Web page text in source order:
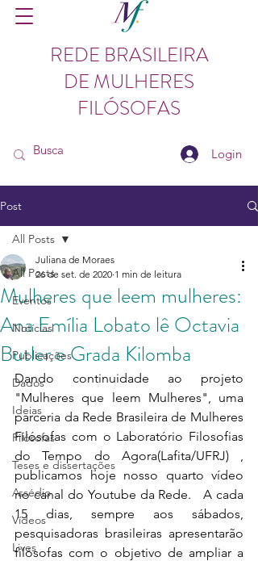
REDE BRASILEIRA
DE MULHERES
FILÓSOFAS
Login
Post
All Posts
Eventos
Notícias
Publicações
Dados
Ideias
Filósofas
Teses e dissertações
Assédio
Vídeos
Lives
All Posts
Mulheres que leem mulheres:
Ana Emília Lobato lê Octavia
Butler e Grada Kilomba
Juliana de Moraes
26 de set. de 2020 1 min de leitura
Dando continuidade ao projeto
"Mulheres que leem Mulheres", uma
parceria da Rede Brasileira de Mulheres
Filósofas com o Laboratório Filosofias
do Tempo do Agora(Lafita/UFRJ) ,
publicamos hoje nosso quarto vídeo
no canal do Youtube da Rede.   A cada
15 dias, sempre aos sábados,
pesquisadoras brasileiras apresentarão
filósofas com o objetivo de ampliar a